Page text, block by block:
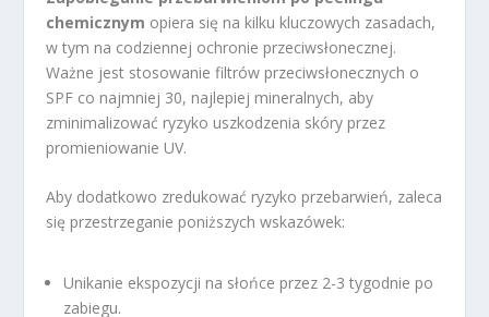
chemicznym opiera się na kilku kluczowych zasadach,
w tym na codziennej ochronie przeciwsłonecznej.
Ważne jest stosowanie filtrów przeciwsłonecznych o
SPF co najmniej 30, najlepiej mineralnych, aby
zminimalizować ryzyko uszkodzenia skóry przez
promieniowanie UV.
Aby dodatkowo zredukować ryzyko przebarwień, zaleca
się przestrzeganie poniższych wskazówek:
Unikanie ekspozycji na słońce przez 2-3 tygodnie po
zabiegu.